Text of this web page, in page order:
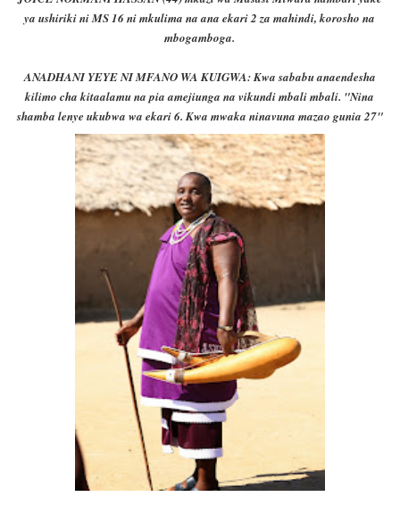
ya ushiriki ni MS 16 ni mkulima na ana ekari 2 za mahindi, korosho na
mbogamboga.
ANADHANI YEYE NI MFANO WA KUIGWA: Kwa sababu anaendesha
kilimo cha kitaalamu na pia amejiunga na vikundi mbali mbali. "Nina
shamba lenye ukubwa wa ekari 6. Kwa mwaka ninavuna mazao gunia 27"